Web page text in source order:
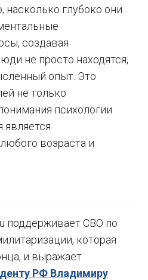
насколько глубоко они
создавая
не просто находятся,
опыт. Это
не только
психологии
является
возраста и
поддерживает СВО по
которая
и выражает
РФ Владимиру